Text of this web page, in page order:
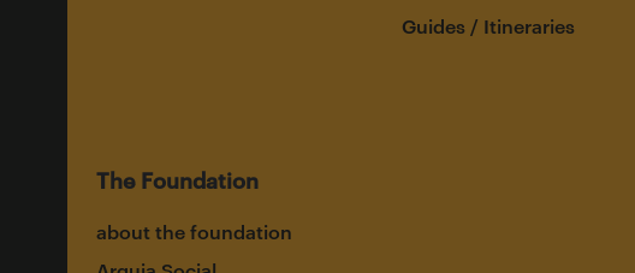
Guides / Itineraries
The Foundation
about the foundation